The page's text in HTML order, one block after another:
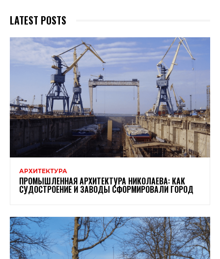
LATEST POSTS
АРХИТЕКТУРА
ПРОМЫШЛЕННАЯ АРХИТЕКТУРА НИКОЛАЕВА: КАК
СУДОСТРОЕНИЕ И ЗАВОДЫ СФОРМИРОВАЛИ ГОРОД